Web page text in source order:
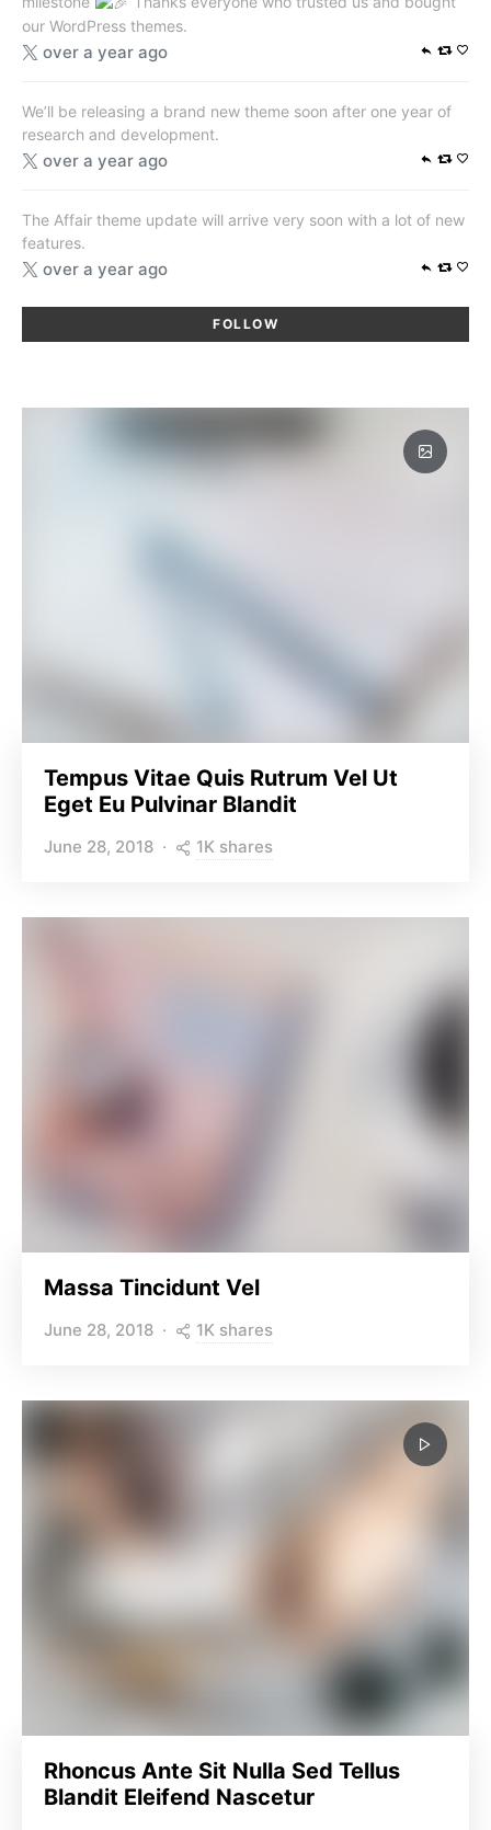
We’ll be releasing a brand new theme soon after one year of
The Affair theme update will arrive very soon with a lot of new
Eget Eu Pulvinar Blandit
June 28, 2018 1K shares
Rhoncus Ante Sit Nulla Sed Tellus
Blandit Eleifend Nascetur
June 28, 2018 1K shares